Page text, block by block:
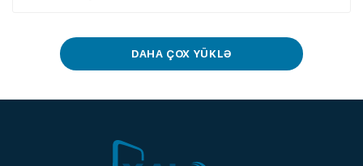
DAHA ÇOX YÜKLƏ